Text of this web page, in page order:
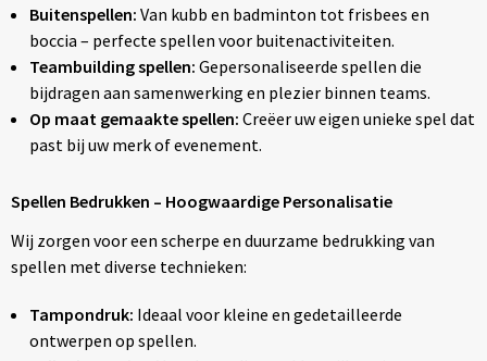
Buitenspellen: Van kubb en badminton tot frisbees en
boccia – perfecte spellen voor buitenactiviteiten.
Teambuilding spellen: Gepersonaliseerde spellen die
bijdragen aan samenwerking en plezier binnen teams.
Op maat gemaakte spellen: Creëer uw eigen unieke spel dat
past bij uw merk of evenement.
Spellen Bedrukken – Hoogwaardige Personalisatie
Wij zorgen voor een scherpe en duurzame bedrukking van
spellen met diverse technieken:
Tampondruk: Ideaal voor kleine en gedetailleerde
ontwerpen op spellen.